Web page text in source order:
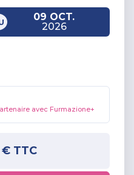
09 OCT.
2026
avec Furmazione+
€TTC